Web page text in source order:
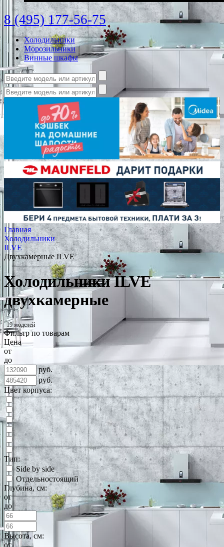
8 (495) 177-56-75
Холодильники
Морозильники
Винные шкафы
Главная
Холодильники
ILVE
Двухкамерные ILVE
Холодильники ILVE
двухкамерные
19 моделей
Фильтр по товарам
Цена
от
до
руб.
руб.
Цвет корпуса:
Тип:
Side by side
Отдельностоящий
Глубина, см:
от
до
Высота, см:
от